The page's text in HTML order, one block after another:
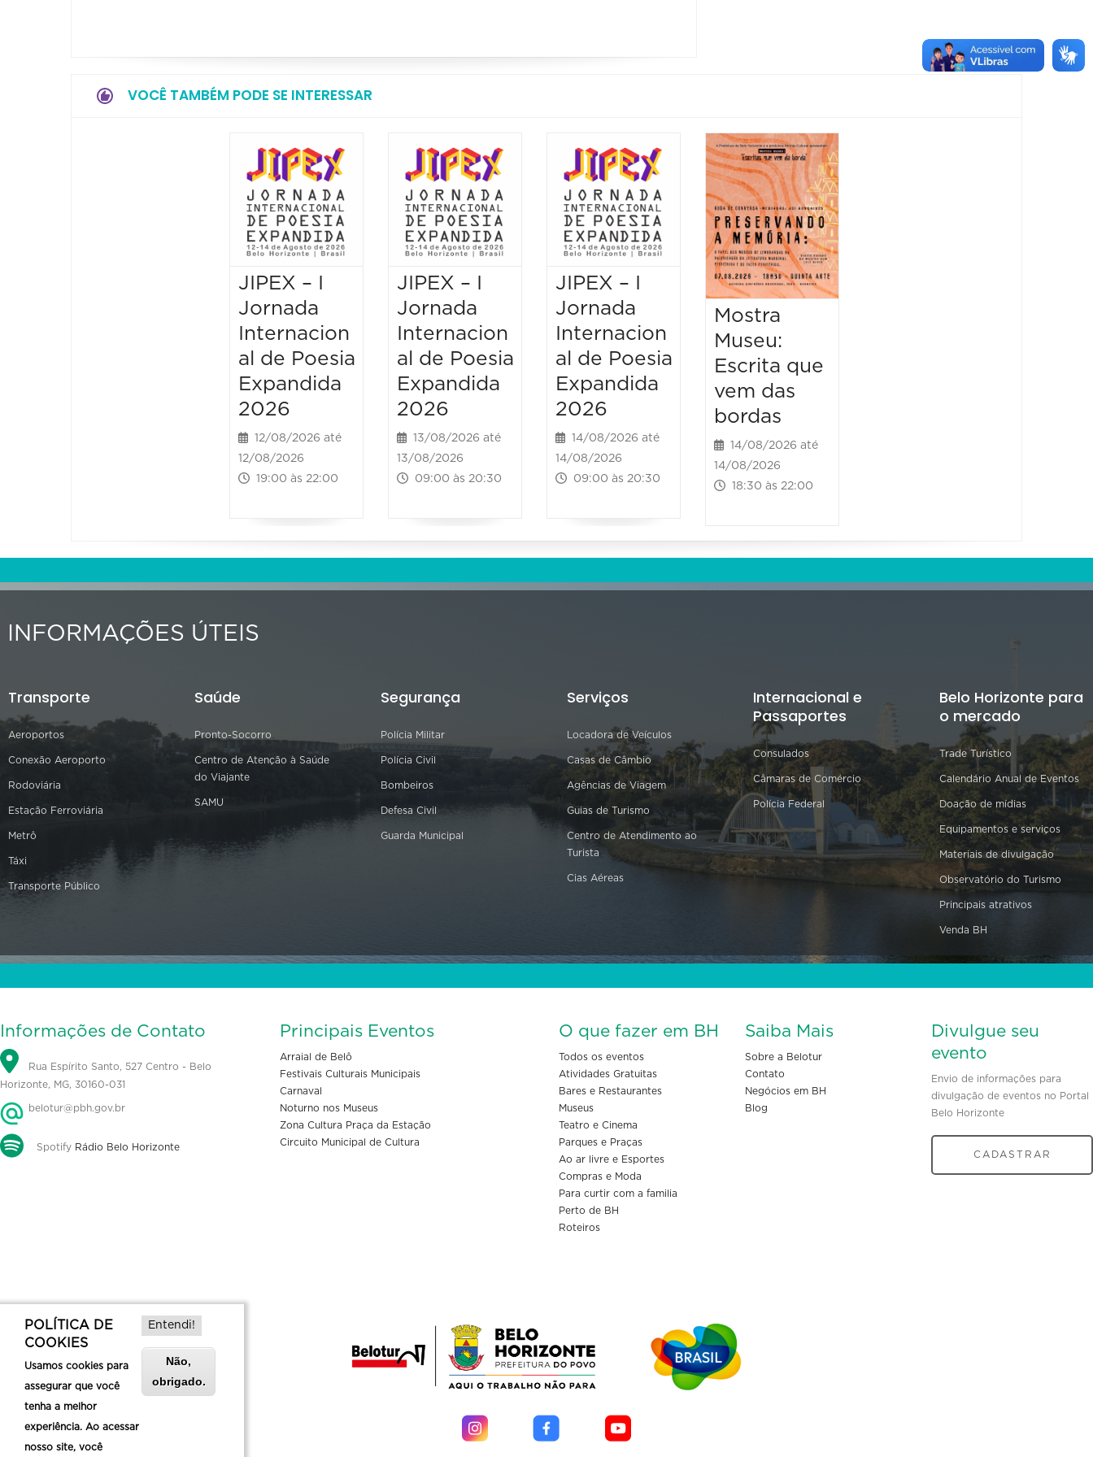
VOCÊ TAMBÉM PODE SE INTERESSAR
JIPEX – I
Jornada
Internacion
al de Poesia
Expandida
2026
12/08/2026 até
12/08/2026
19:00 às 22:00
JIPEX – I
Jornada
Internacion
al de Poesia
Expandida
2026
13/08/2026 até
13/08/2026
09:00 às 20:30
JIPEX – I
Jornada
Internacion
al de Poesia
Expandida
2026
14/08/2026 até
14/08/2026
09:00 às 20:30
Mostra
Museu:
Escrita que
vem das
bordas
14/08/2026 até
14/08/2026
18:30 às 22:00
INFORMAÇÕES ÚTEIS
Transporte
Aeroportos
Conexão Aeroporto
Rodoviária
Estação Ferroviária
Metrô
Táxi
Transporte Público
Saúde
Pronto-Socorro
Centro de Atenção à Saúde
do Viajante
SAMU
Segurança
Polícia Militar
Polícia Civil
Bombeiros
Defesa Civil
Guarda Municipal
Serviços
Locadora de Veículos
Casas de Câmbio
Agências de Viagem
Guias de Turismo
Centro de Atendimento ao
Turista
Cias Aéreas
Internacional e
Passaportes
Consulados
Câmaras de Comércio
Polícia Federal
Belo Horizonte para
o mercado
Trade Turístico
Calendário Anual de Eventos
Doação de mídias
Equipamentos e serviços
Materiais de divulgação
Observatório do Turismo
Principais atrativos
Venda BH
Informações de Contato
Rua Espírito Santo, 527 Centro - Belo
Horizonte, MG, 30160-031
belotur@pbh.gov.br
Spotify Rádio Belo Horizonte
Principais Eventos
Arraial de Belô
Festivais Culturais Municipais
Carnaval
Noturno nos Museus
Zona Cultura Praça da Estação
Circuito Municipal de Cultura
O que fazer em BH
Todos os eventos
Atividades Gratuitas
Bares e Restaurantes
Museus
Teatro e Cinema
Parques e Praças
Ao ar livre e Esportes
Compras e Moda
Para curtir com a familia
Perto de BH
Roteiros
Saiba Mais
Sobre a Belotur
Contato
Negócios em BH
Blog
Divulgue seu
evento
Envio de informações para
divulgação de eventos no Portal
Belo Horizonte
CADASTRAR
POLÍTICA DE
COOKIES
Usamos cookies para
assegurar que você
tenha a melhor
experiência. Ao acessar
nosso site, você
Entendi!
Não,
obrigado.